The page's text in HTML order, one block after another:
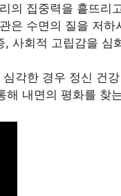
의 집중력을 흩뜨리
은 수면의 질을 저
사회적 고립감을 심
각한 경우 정신 건
내면의 평화를 찾